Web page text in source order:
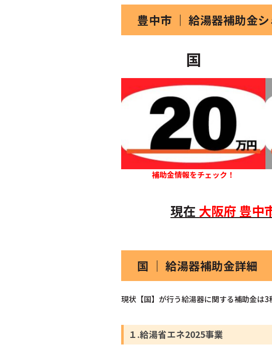
豊中市 ｜ 給湯器補助金
国
補助金情報をチェック！
現在 大阪府 豊中
国 ｜ 給湯器補助金詳細
現状【国】が行う給湯器に関する補助金は3
１.給湯省エネ2025事業